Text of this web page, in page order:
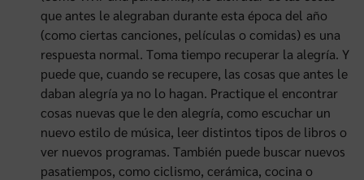
que antes le alegraban durante esta época del año
(como ciertas canciones, películas o comidas) es una
respuesta normal. Toma tiempo recuperar la alegría. Y
puede que, cuando se recupere, las cosas que antes le
daban alegría ya no lo hagan. Practique el encontrar
cosas nuevas que le den alegría, como escuchar un
nuevo estilo de música, leer distintos tipos de libros o
ver nuevos programas. También puede buscar nuevos
pasatiempos, como ciclismo, cerámica, cocina o